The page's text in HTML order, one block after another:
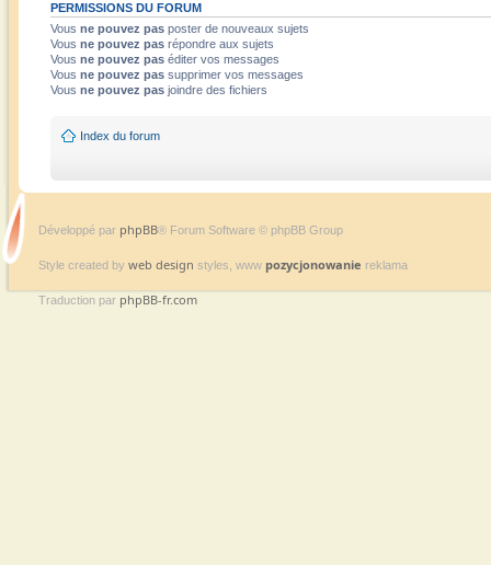
PERMISSIONS DU FORUM
Vous ne pouvez pas poster de nouveaux sujets
Vous ne pouvez pas répondre aux sujets
Vous ne pouvez pas éditer vos messages
Vous ne pouvez pas supprimer vos messages
Vous ne pouvez pas joindre des fichiers
Index du forum
Développé par phpBB® Forum Software © phpBB Group
Style created by web design styles, www pozycjonowanie reklama
Traduction par phpBB-fr.com